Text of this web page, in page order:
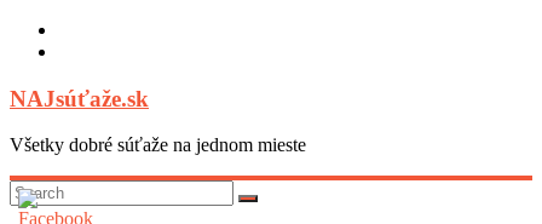
Skip
NAJsúťaže.sk
Všetky dobré súťaže na jednom mieste